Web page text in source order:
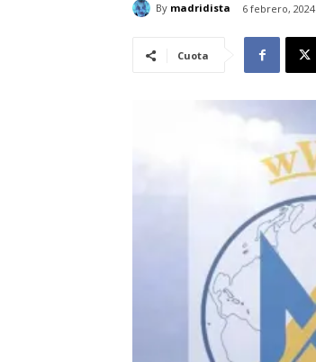
By madridista 6 febrero, 2024
Cuota